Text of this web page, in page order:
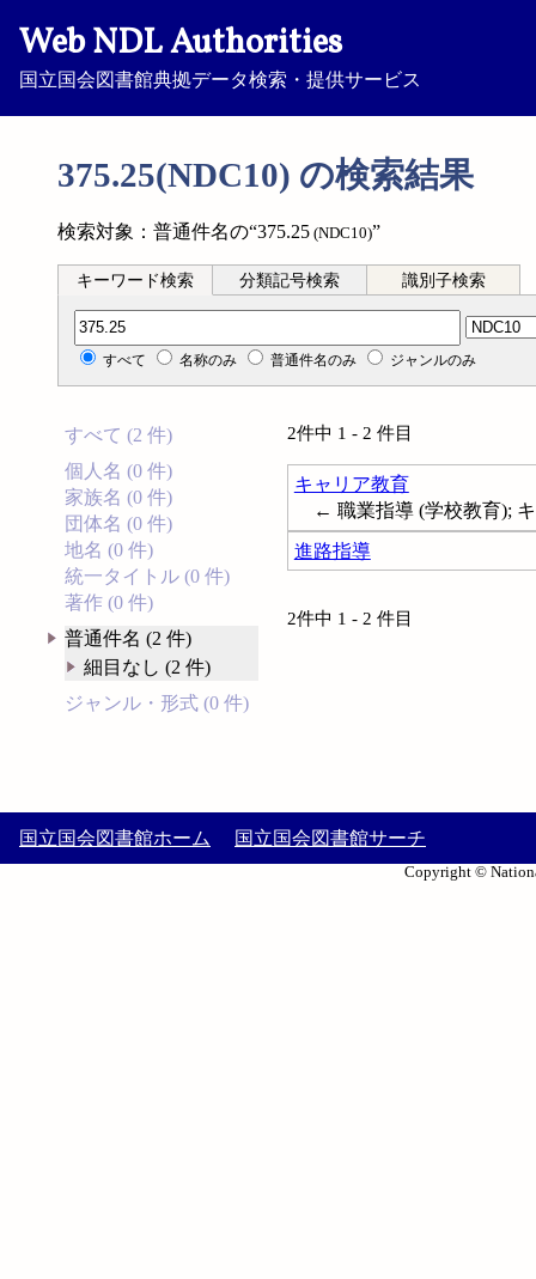
Web NDL Authorities
国立国会図書館典拠データ検索・提供サービス
375.25(NDC10) の検索結果
検索対象：普通件名の“375.25 (NDC10)”
キーワード検索 分類記号検索 識別子検索
分類記号検索
すべて 名称のみ 普通件名のみ ジャンルのみ
すべて (2 件)
個人名 (0 件)
家族名 (0 件)
団体名 (0 件)
地名 (0 件)
統一タイトル (0 件)
著作 (0 件)
普通件名 (2 件)
細目なし (2 件)
ジャンル・形式 (0 件)
2件中 1 - 2 件目
キャリア教育
← 職業指導 (学校教育); キ
進路指導
2件中 1 - 2 件目
国立国会図書館ホーム 国立国会図書館サーチ
Copyright ©